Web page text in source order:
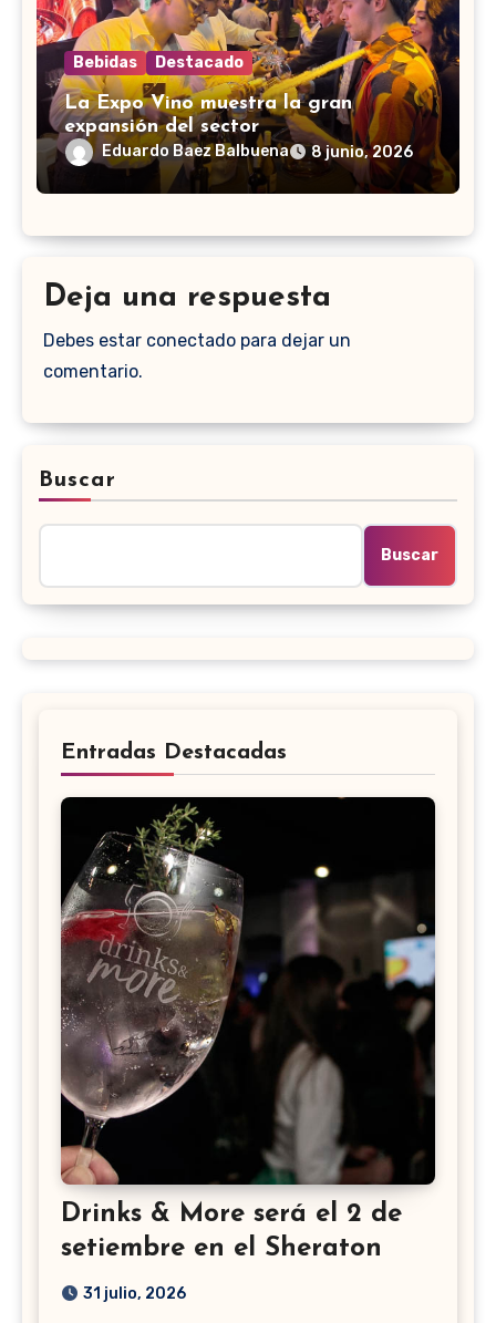
Bebidas Destacado
La Expo Vino muestra la gran
expansión del sector
Eduardo Baez Balbuena 8 junio, 2026
Deja una respuesta
Debes estar conectado para dejar un
comentario.
Buscar
Buscar
Entradas Destacadas
Drinks & More será el 2 de
setiembre en el Sheraton
31 julio, 2026